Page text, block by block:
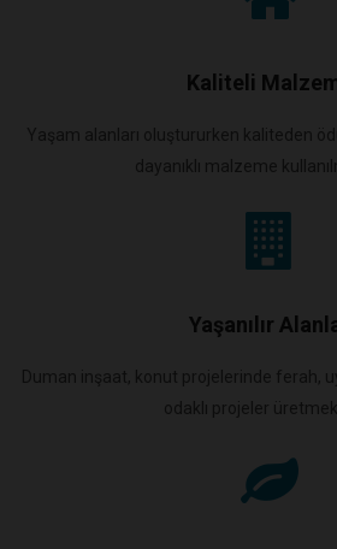
Kaliteli
Yaşam alanları oluştururken kaliteden
dayanıklı malzeme
Yaşanılır
Duman inşaat, konut projelerinde ferah,
odaklı projeler